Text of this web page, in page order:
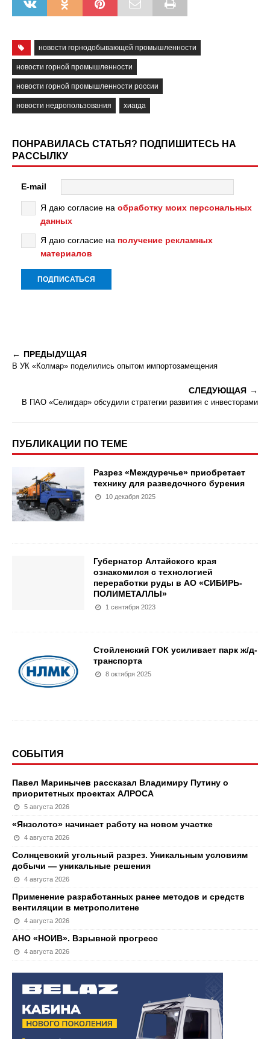
новости горнодобывающей промышленности
новости горной промышленности
новости горной промышленности россии
новости недропользования хиагда
ПОНРАВИЛАСЬ СТАТЬЯ? ПОДПИШИТЕСЬ НА
РАССЫЛКУ
E-mail
Я даю согласие на обработку моих персональных
данных
Я даю согласие на получение рекламных
материалов
ПРЕДЫДУЩАЯ
В УК «Колмар» поделились опытом импортозамещения
СЛЕДУЮЩАЯ
В ПАО «Селигдар» обсудили стратегии развития с инвесторами
ПУБЛИКАЦИИ ПО ТЕМЕ
Разрез «Междуречье» приобретает
технику для разведочного бурения
10 декабря 2025
Губернатор Алтайского края
ознакомился с технологией
переработки руды в АО «СИБИРЬ-
ПОЛИМЕТАЛЛЫ»
1 сентября 2023
Стойленский ГОК усиливает парк ж/д-
транспорта
8 октября 2025
СОБЫТИЯ
Павел Маринычев рассказал Владимиру Путину о
приоритетных проектах АЛРОСА
5 августа 2026
«Янзолото» начинает работу на новом участке
4 августа 2026
Солнцевский угольный разрез. Уникальным условиям
добычи — уникальные решения
4 августа 2026
Применение разработанных ранее методов и средств
вентиляции в метрополитене
4 августа 2026
АНО «НОИВ». Взрывной прогресс
4 августа 2026